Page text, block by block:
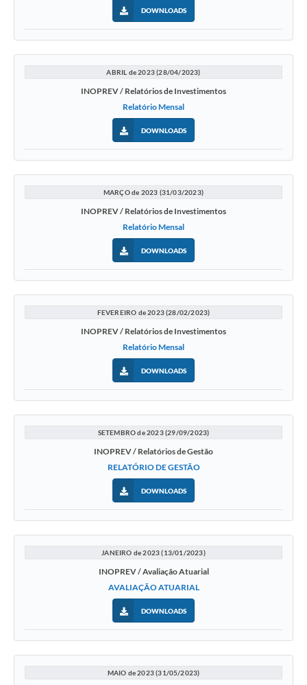
DOWNLOADS
ABRIL de 2023 (28/04/2023)
INOPREV / Relatórios de Investimentos
Relatório Mensal
DOWNLOADS
MARÇO de 2023 (31/03/2023)
INOPREV / Relatórios de Investimentos
Relatório Mensal
DOWNLOADS
FEVEREIRO de 2023 (28/02/2023)
INOPREV / Relatórios de Investimentos
Relatório Mensal
DOWNLOADS
SETEMBRO de 2023 (29/09/2023)
INOPREV / Relatórios de Gestão
RELATÓRIO DE GESTÃO
DOWNLOADS
JANEIRO de 2023 (13/01/2023)
INOPREV / Avaliação Atuarial
AVALIAÇÃO ATUARIAL
DOWNLOADS
MAIO de 2023 (31/05/2023)